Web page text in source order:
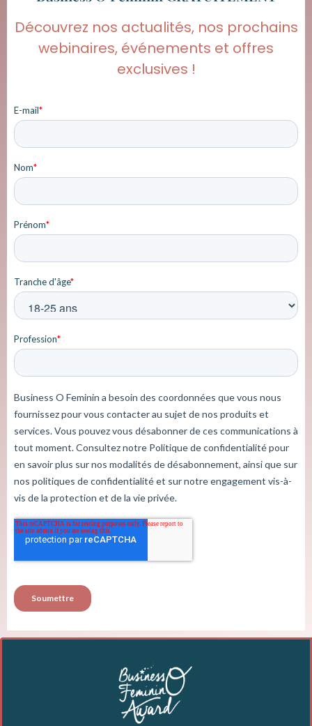
Découvrez nos actualités, nos prochains
webinaires, événements et offres
exclusives !